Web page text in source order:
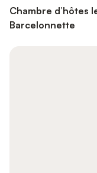
Chambre d’hôtes
Barcelonnette